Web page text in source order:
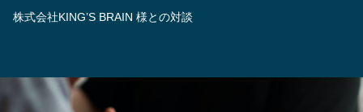
株式会社KING’S BRAIN 様との対談